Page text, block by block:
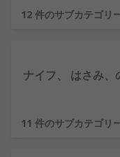
工具を適切
DIY愛好家であって
っても、 新旧の工
製品をお探しくださ
ます。適切な収納
12 件のサブカテゴリ
ナイフ、 はさみ、
11 件のサブカテゴリ